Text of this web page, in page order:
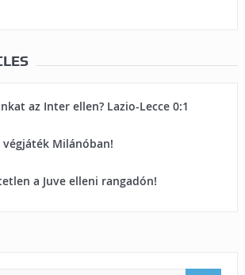
az Inter ellen? Lazio-Lecce 0:1
Milánóban!
a Juve elleni rangadón!